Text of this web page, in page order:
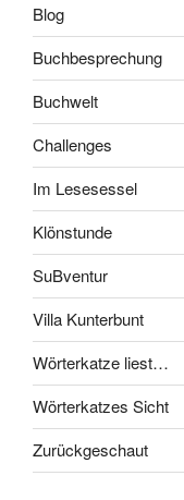
Blog
Buchbesprechung
Buchwelt
Challenges
Im Lesesessel
Klönstunde
SuBventur
Villa Kunterbunt
Wörterkatze liest…
Wörterkatzes Sicht
Zurückgeschaut